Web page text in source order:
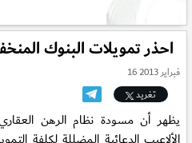
احذر تمويلات البنوك
16 فبراير 2013
تغريد
يظهر أن مسودة نظام الرهن